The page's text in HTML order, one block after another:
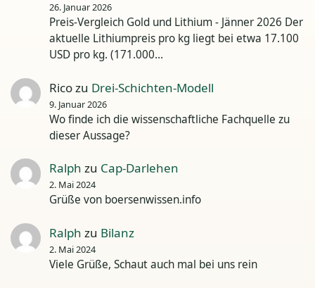
26. Januar 2026
Preis-Vergleich Gold und Lithium - Jänner 2026 Der
aktuelle Lithiumpreis pro kg liegt bei etwa 17.100
USD pro kg. (171.000…
Rico zu Drei-Schichten-Modell
9. Januar 2026
Wo finde ich die wissenschaftliche Fachquelle zu
dieser Aussage?
Ralph zu Cap-Darlehen
2. Mai 2024
Grüße von boersenwissen.info
Ralph zu Bilanz
2. Mai 2024
Viele Grüße, Schaut auch mal bei uns rein